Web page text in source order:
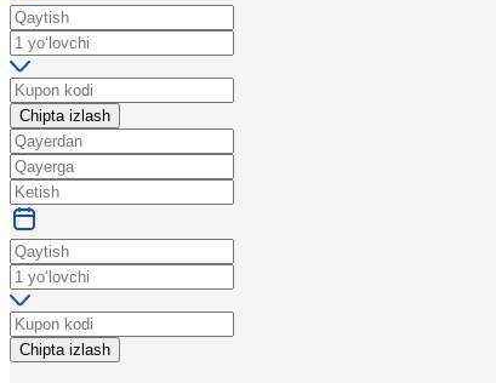
Chipta izlash
Chipta izlash